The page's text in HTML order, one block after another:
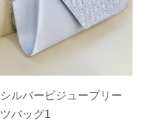
シルバービジュープリー
ツバッグ1